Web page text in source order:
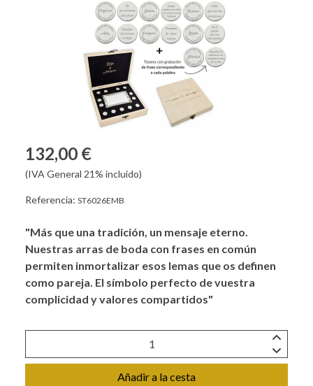
132,00 €
(IVA General 21% incluido)
Referencia: ST6026EMB
"Más que una tradición, un mensaje eterno.
Nuestras arras de boda con frases en común
permiten inmortalizar esos lemas que os definen
como pareja. El símbolo perfecto de vuestra
complicidad y valores compartidos"
Añadir a la cesta